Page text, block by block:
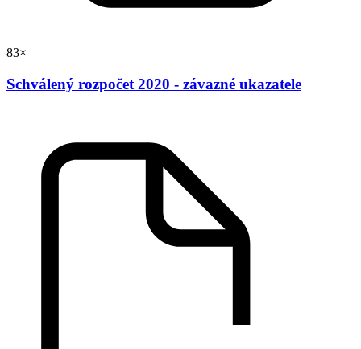
83×
Schválený rozpočet 2020 - závazné ukazatele